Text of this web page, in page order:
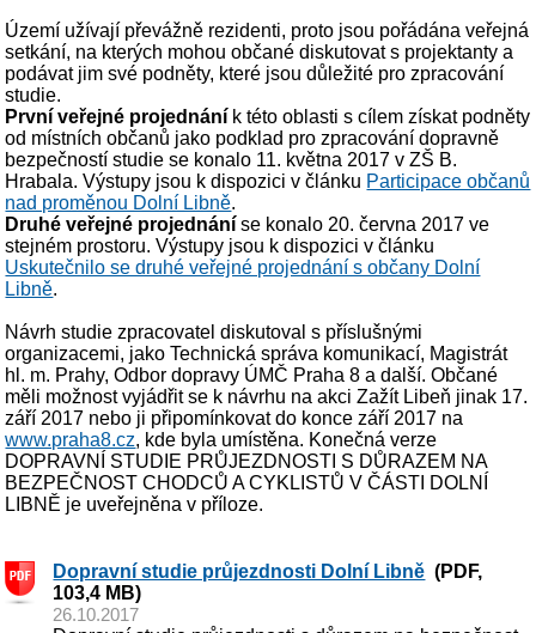
Území užívají převážně rezidenti, proto jsou pořádána veřejná
setkání, na kterých mohou občané diskutovat s projektanty a
podávat jim své podněty, které jsou důležité pro zpracování
studie.
První veřejné projednání k této oblasti s cílem získat podněty
od místních občanů jako podklad pro zpracování dopravně
bezpečností studie se konalo 11. května 2017 v ZŠ B.
Hrabala. Výstupy jsou k dispozici v článku Participace občanů
nad proměnou Dolní Libně.
Druhé veřejné projednáníse konalo 20. června 2017 ve
stejném prostoru. Výstupy jsou k dispozici v článku
Uskutečnilo se druhé veřejné projednání s občany Dolní
Libně.
Návrh studie zpracovatel diskutoval s příslušnými
organizacemi, jako Technická správa komunikací, Magistrát
hl. m. Prahy, Odbor dopravy ÚMČ Praha 8 a další. Občané
měli možnost vyjádřit se k návrhu na akci Zažít Libeň jinak 17.
září 2017 nebo ji připomínkovat do konce září 2017 na
www.praha8.cz, kde byla umístěna. Konečná verze
DOPRAVNÍ STUDIE PRŮJEZDNOSTI S DŮRAZEM NA
BEZPEČNOST CHODCŮ A CYKLISTŮ V ČÁSTI DOLNÍ
LIBNĚ je uveřejněna v příloze.
Dopravní studie průjezdnosti Dolní Libně (PDF,
103,4 MB)
26.10.2017